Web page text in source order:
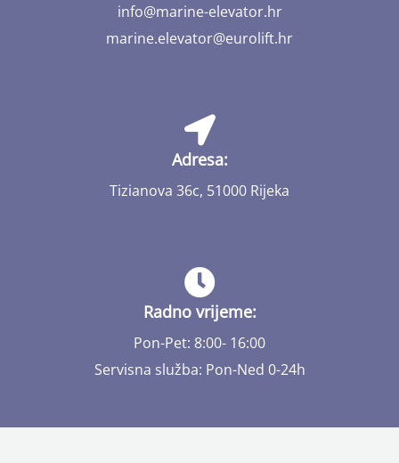
info@marine-elevator.hr
marine.elevator@eurolift.hr
Adresa:
Tizianova 36c, 51000 Rijeka
Radno vrijeme:
Pon-Pet: 8:00- 16:00
Servisna služba: Pon-Ned 0-24h